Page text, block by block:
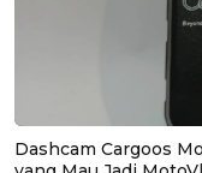
Dashcam Cargoos